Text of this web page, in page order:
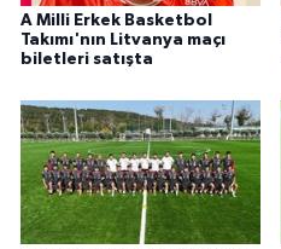
A Milli Erkek Basketbol
Takımı'nın Litvanya maçı
biletleri satışta